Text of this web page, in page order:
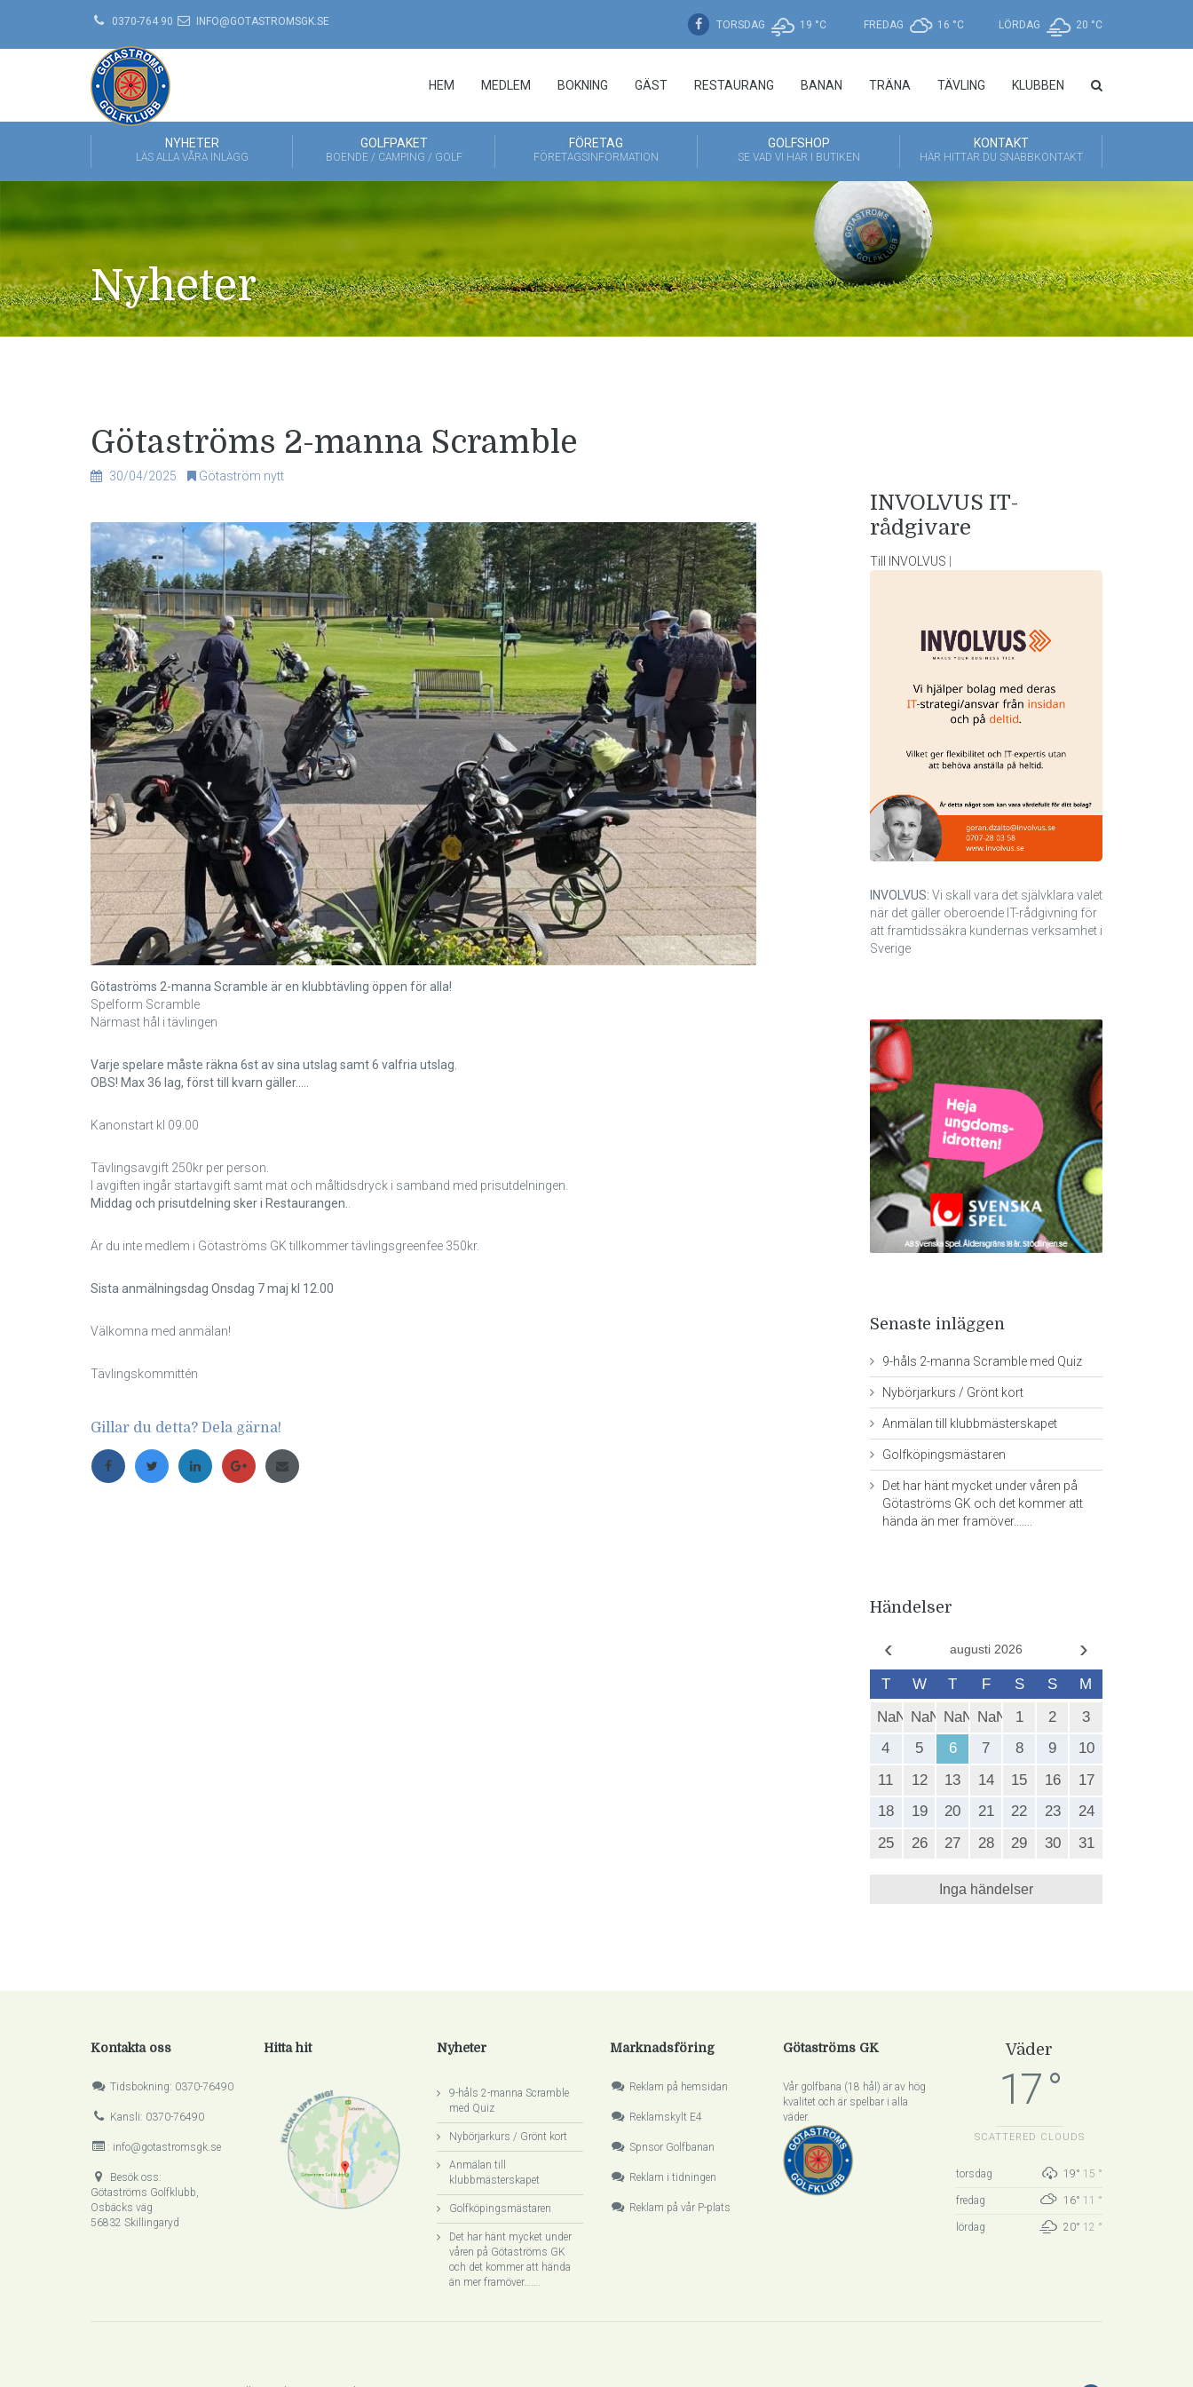
0370-764 90 INFO@GOTASTROMSGK.SE TORSDAG 19 °C FREDAG 16 °C LÖRDAG 20 °C
HEM MEDLEM BOKNING GÄST RESTAURANG BANAN TRÄNA TÄVLING KLUBBEN
NYHETER
LÄS ALLA VÅRA INLÄGG
GOLFPAKET
BOENDE / CAMPING / GOLF
FÖRETAG
FÖRETAGSINFORMATION
GOLFSHOP
SE VAD VI HAR I BUTIKEN
KONTAKT
HÄR HITTAR DU SNABBKONTAKT
Nyheter
Götaströms 2-manna Scramble
30/04/2025 Götaström nytt
Götaströms 2-manna Scramble är en klubbtävling öppen för alla!
Spelform Scramble
Närmast hål i tävlingen
Varje spelare måste räkna 6st av sina utslag samt 6 valfria utslag.
OBS! Max 36 lag, först till kvarn gäller…..
Kanonstart kl 09.00
Tävlingsavgift 250kr per person.
I avgiften ingår startavgift samt mat och måltidsdryck i samband med prisutdelningen.
Middag och prisutdelning sker i Restaurangen..
Är du inte medlem i Götaströms GK tillkommer tävlingsgreenfee 350kr.
Sista anmälningsdag Onsdag 7 maj kl 12.00
Välkomna med anmälan!
Tävlingskommittén
Gillar du detta? Dela gärna!
INVOLVUS IT-
rådgivare
Till INVOLVUS |
INVOLVUS: Vi skall vara det självklara valet
när det gäller oberoende IT-rådgivning för
att framtidssäkra kundernas verksamhet i
Sverige
Senaste inläggen
9-håls 2-manna Scramble med Quiz
Nybörjarkurs / Grönt kort
Anmälan till klubbmästerskapet
Golfköpingsmästaren
Det har hänt mycket under våren på
Götaströms GK och det kommer att
hända än mer framöver…….
Händelser
augusti 2026
‹ ›
T W T F S S
M
NaN NaN NaN NaN 1 2
3
4
5 6 7 8 9
10
11
12 13 14 15 16
17
18
19 20 21 22 23
24
25
26 27 28 29 30 31
Inga händelser
Kontakta oss
Tidsbokning: 0370-76490
Kansli: 0370-76490
: info@gotastromsgk.se
Besök oss:
Götaströms Golfklubb,
Osbäcks väg
56832 Skillingaryd
Hitta hit Nyheter
9-håls 2-manna Scramble
med Quiz
Nybörjarkurs / Grönt kort
Anmälan till
klubbmästerskapet
Golfköpingsmästaren
Det har hänt mycket under
våren på Götaströms GK
och det kommer att hända
än mer framöver…….
Marknadsföring
Reklam på hemsidan
Reklamskylt E4
Spnsor Golfbanan
Reklam i tidningen
Reklam på vår P-plats
Götaströms GK
Vår golfbana (18 hål) är av hög
kvalitet och är spelbar i alla
väder.
Väder
17 °
SCATTERED CLOUDS
torsdag 19° 15 °
fredag 16° 11 °
lördag 20° 12 °